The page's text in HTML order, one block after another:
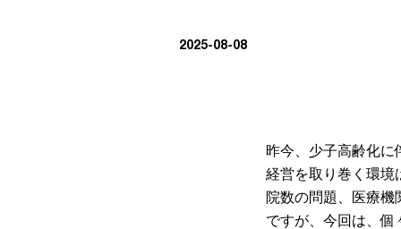
2025-08-08
昨今、少子高齢化に
経営を取り巻く環境
院数の問題、医療機
ですが、今回は、個